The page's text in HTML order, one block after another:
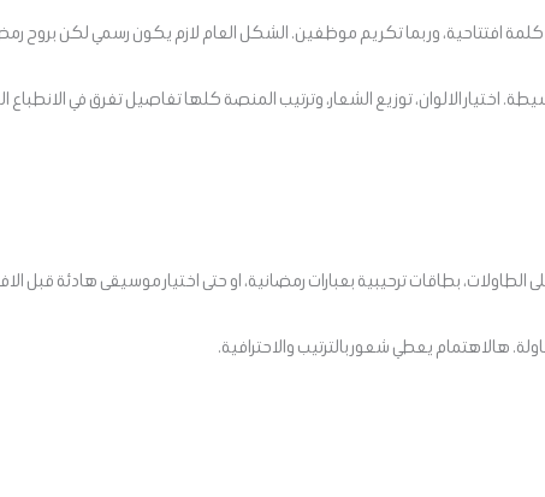
افتتاحية، وربما تكريم موظفين. الشكل العام لازم يكون رسمي لكن بروح
الالوان، توزيع الشعار، وترتيب المنصة كلها تفاصيل تفرق في الانطباع
بطاقات ترحيبية بعبارات رمضانية، او حتى اختيار موسيقى هادئة قبل
هالاهتمام يعطي شعور بالترتيب والاحترافية.